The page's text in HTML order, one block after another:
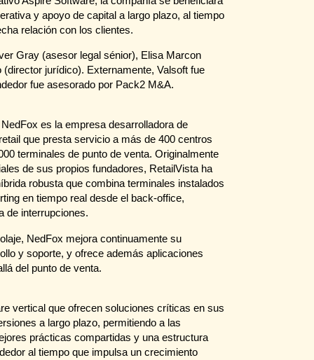
y apoyo de capital a largo plazo, al tiempo
relación con los clientes.
Gray (asesor legal sénior), Elisa Marcon
jurídico). Externamente, Valsoft fue
fue asesorado por Pack2 M&A.
es la empresa desarrolladora de
que presta servicio a más de 400 centros
terminales de punto de venta. Originalmente
de sus propios fundadores, RetailVista ha
robusta que combina terminales instalados
en tiempo real desde el back-office,
de interrupciones.
NedFox mejora continuamente su
y soporte, y ofrece además aplicaciones
del punto de venta.
vertical que ofrecen soluciones críticas en sus
a largo plazo, permitiendo a las
prácticas compartidas y una estructura
al tiempo que impulsa un crecimiento